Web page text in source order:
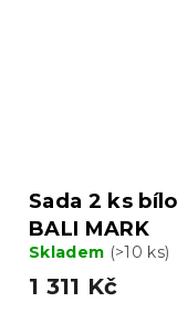
Sada 2 ks
BALI MARK
Skladem (>10 ks)
1 311 Kč